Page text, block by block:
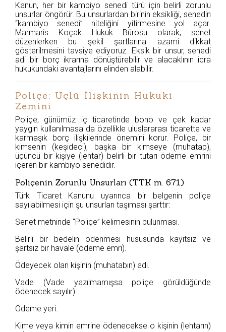
Kanun, her bir kambiyo senedi türü için belirli zorunlu
unsurlar öngörür. Bu unsurlardan birinin eksikliği, senedin
“kambiyo senedi” niteliğini yitirmesine yol açar.
Marmaris Koçak Hukuk Bürosu olarak, senet
düzenlerken bu şekil şartlarına azami dikkat
gösterilmesini tavsiye ediyoruz. Eksik bir unsur, senedi
adi bir borç ikrarına dönüştürebilir ve alacaklının icra
hukukundaki avantajlarını elinden alabilir.
Poliçe: Üçlü İlişkinin Hukuki
Zemini
Poliçe, günümüz iç ticaretinde bono ve çek kadar
yaygın kullanılmasa da özellikle uluslararası ticarette ve
karmaşık borç ilişkilerinde önemini korur. Poliçe, bir
kimsenin (keşideci), başka bir kimseye (muhatap),
üçüncü bir kişiye (lehtar) belirli bir tutarı ödeme emrini
içeren bir kambiyo senedidir.
Poliçenin Zorunlu Unsurları (TTK m. 671)
Türk Ticaret Kanunu uyarınca bir belgenin poliçe
sayılabilmesi için şu unsurları taşıması şarttır:
Senet metninde “Poliçe” kelimesinin bulunması.
Belirli bir bedelin ödenmesi hususunda kayıtsız ve
şartsız bir havale (ödeme emri).
Ödeyecek olan kişinin (muhatabın) adı.
Vade (Vade yazılmamışsa poliçe görüldüğünde
ödenecek sayılır).
Ödeme yeri.
Kime veya kimin emrine ödenecekse o kişinin (lehtarın)